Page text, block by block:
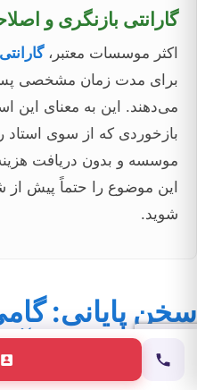
گارانتی بازنگری و
اکثر موسسات معتبر،
برای مدت زمان مشخصی پس
می‌دهند. این به معنای این
بازخوردی که از سوی استاد
موسسه و بدون دریافت
این موضوع را حتماً پیش از
شوید.
سخن پایانی:
سوی موفقیت